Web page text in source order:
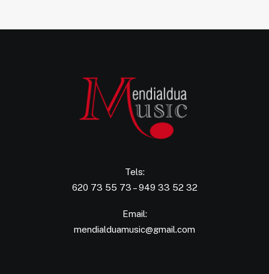
Tels:
620 73 55 73 – 949 33 52 32
Email:
mendialduamusic@gmail.com